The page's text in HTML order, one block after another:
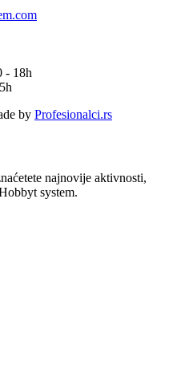
- 18h
by Profesionalci.rs
najnovije aktivnosti,
system.